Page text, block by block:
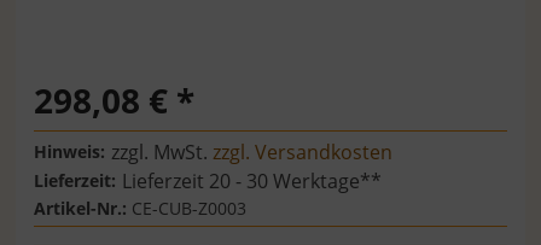
298,08 € *
Hinweis: zzgl. MwSt.zzgl. Versandkosten
Lieferzeit: Lieferzeit 20 - 30 Werktage**
Artikel-Nr.: CE-CUB-Z0003